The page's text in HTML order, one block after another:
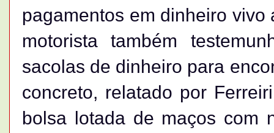
pagamentos em dinheiro
motorista também
sacolas de dinheiro para
concreto, relatado por
bolsa lotada de maços com